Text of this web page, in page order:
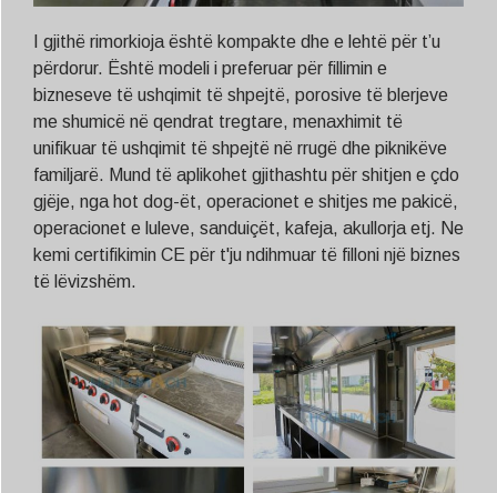
I gjithë rimorkioja është kompakte dhe e lehtë për t’u
përdorur. Është modeli i preferuar për fillimin e
bizneseve të ushqimit të shpejtë, porosive të blerjeve
me shumicë në qendrat tregtare, menaxhimit të
unifikuar të ushqimit të shpejtë në rrugë dhe piknikëve
familjarë. Mund të aplikohet gjithashtu për shitjen e çdo
gjëje, nga hot dog-ët, operacionet e shitjes me pakicë,
operacionet e luleve, sanduiçët, kafeja, akullorja etj. Ne
kemi certifikimin CE për t'ju ndihmuar të filloni një biznes
të lëvizshëm.